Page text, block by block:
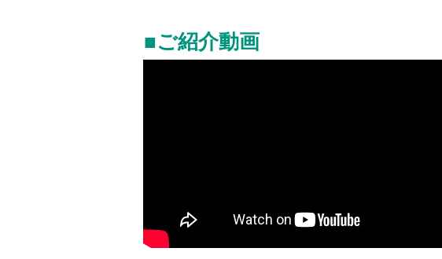
■ご紹介動画